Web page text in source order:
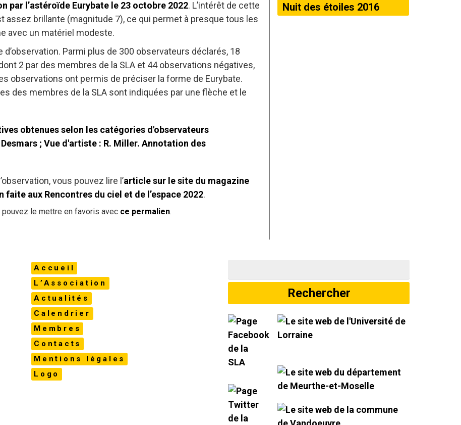
par l’astéroïde Eurybate le 23 octobre 2022. L’intérêt de cette
assez brillante (magnitude 7), ce qui permet à presque tous les
avec un matériel modeste.
Parmi plus de 300 observateurs déclarés, 18
2 par des membres de la SLA et 44 observations négatives,
observations ont permis de préciser la forme de Eurybate.
des membres de la SLA sont indiquées par une flèche et le
vous pouvez lire l’article sur le site du magazine
faite aux Rencontres du ciel et de l’espace 2022.
le mettre en favoris avec ce permalien.
Nuit des étoiles 2016
Accueil
L’Association
Actualités
Calendrier
Membres
Contacts
Mentions légales
Logo